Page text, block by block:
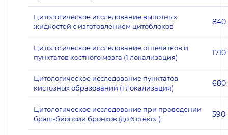
Цитологическое исследование выпотных
жидкостей с изготовлением цитоблоков
840
Цитологическое исследование отпечатков и
пунктатов костного мозга (1 локализация)
1710
Цитологическое исследование пунктатов
кистозных образований (1 локализация)
680
Цитологическое исследование при проведении
браш-биопсии бронхов (до 6 стекол)
590